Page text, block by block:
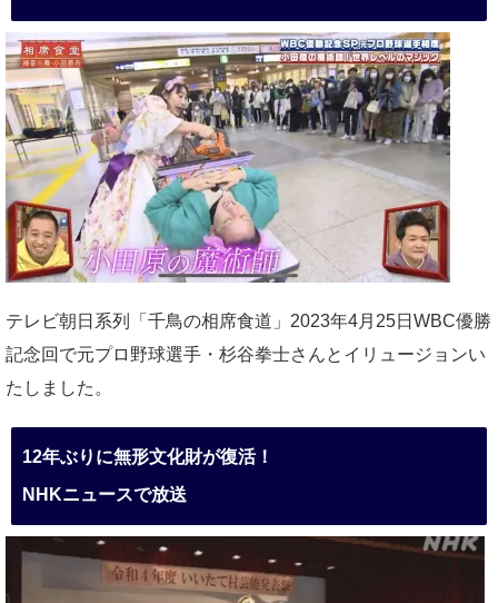
テレビ朝日系列「千鳥の相席食道」2023年4月25日WBC優勝
記念回で元プロ野球選手・杉谷拳士さんとイリュージョンい
たしました。
12年ぶりに無形文化財が復活！
NHKニュースで放送